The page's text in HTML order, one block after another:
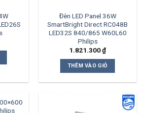
Đèn LED Panel 36W
SmartBright Direct RC048B
LED32S 840/865 W60L60
Philips
1.821.300₫
THÊM VÀO GIỎ